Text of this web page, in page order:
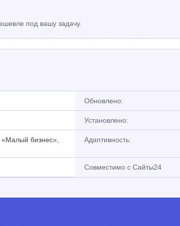
под вашу задачу.
Обновлено:
Установлено:
бизнес»,
Адаптивность:
Совместимо с Сайты24